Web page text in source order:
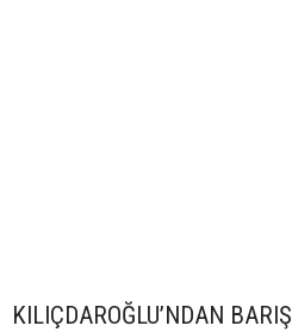
KILIÇDAROĞLU’NDAN